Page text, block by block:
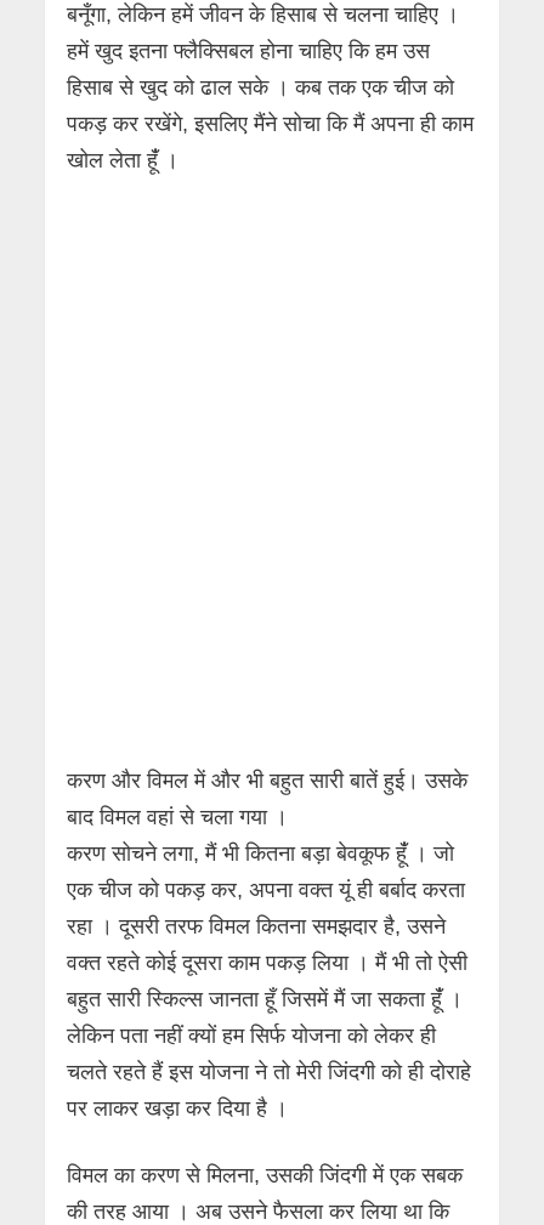
बनूँगा, लेकिन हमें जीवन के हिसाब से चलना चाहिए ।
हमें खुद इतना फ्लैक्सिबल होना चाहिए कि हम उस
हिसाब से खुद को ढाल सके । कब तक एक चीज को
पकड़ कर रखेंगे, इसलिए मैंने सोचा कि मैं अपना ही काम
खोल लेता हूंँ ।
करण और विमल में और भी बहुत सारी बातें हुई। उसके
बाद विमल वहां से चला गया ।
करण सोचने लगा, मैं भी कितना बड़ा बेवकूफ हूंँ । जो
एक चीज को पकड़ कर, अपना वक्त यूं ही बर्बाद करता
रहा । दूसरी तरफ विमल कितना समझदार है, उसने
वक्त रहते कोई दूसरा काम पकड़ लिया । मैं भी तो ऐसी
बहुत सारी स्किल्स जानता हूँ जिसमें मैं जा सकता हूंँ ।
लेकिन पता नहीं क्यों हम सिर्फ योजना को लेकर ही
चलते रहते हैं इस योजना ने तो मेरी जिंदगी को ही दोराहे
पर लाकर खड़ा कर दिया है ।
विमल का करण से मिलना, उसकी जिंदगी में एक सबक
की तरह आया । अब उसने फैसला कर लिया था कि